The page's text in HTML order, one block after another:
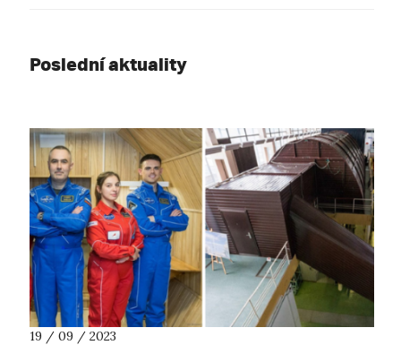
Poslední aktuality
19 / 09 / 2023